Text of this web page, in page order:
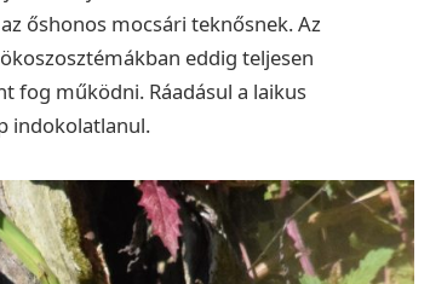
őshonos mocsári teknősnek. Az
eddig teljesen
fog működni. Ráadásul a laikus
indokolatlanul.